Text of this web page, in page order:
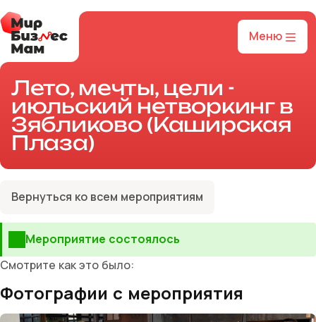
Меню
Лето, мечты, цели -
июльский нетворкинг в
Зябликово (Каширская
Плаза)
Вернуться ко всем мероприятиям
Мероприятие состоялось
Смотрите как это было:
Фотографии с мероприятия